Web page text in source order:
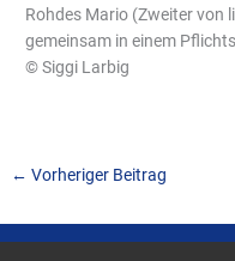
Rohdes Mario (Zweiter von
gemeinsam in einem
© Siggi Larbig
← Vorheriger Beitrag